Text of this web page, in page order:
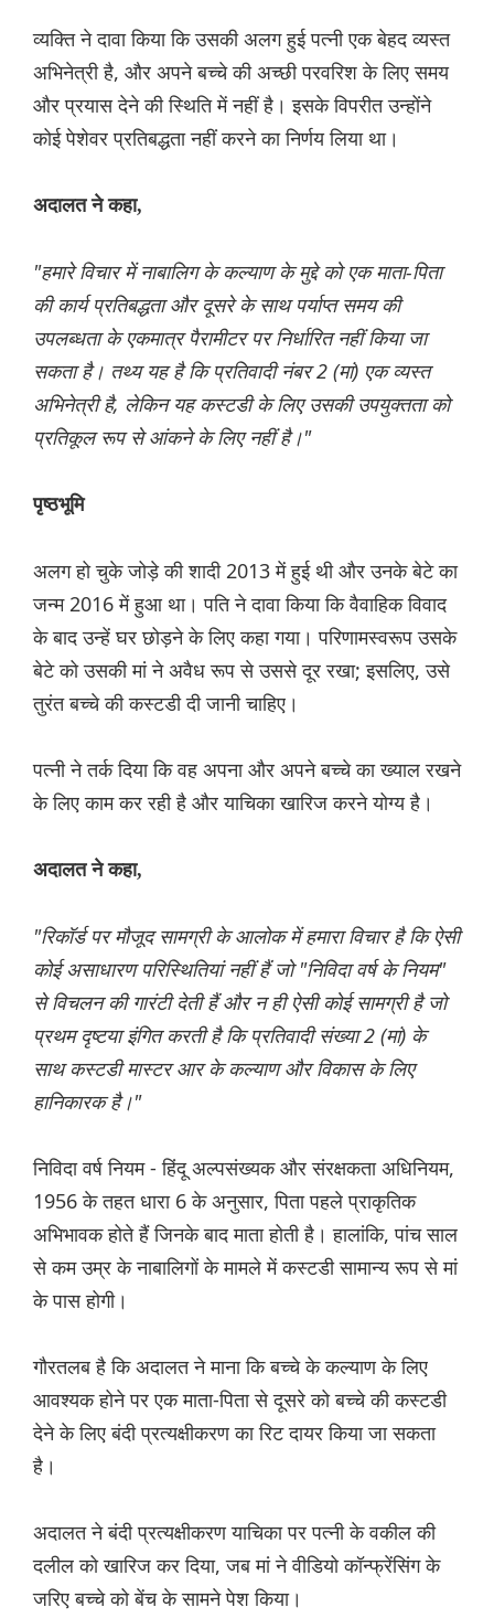
व्यक्ति ने दावा किया कि उसकी अलग हुई पत्नी एक बेहद व्यस्त
अभिनेत्री है, और अपने बच्चे की अच्छी परवरिश के लिए समय
और प्रयास देने की स्थिति में नहीं है। इसके विपरीत उन्होंने
कोई पेशेवर प्रतिबद्धता नहीं करने का निर्णय लिया था।
अदालत ने कहा,
"हमारे विचार में नाबालिग के कल्याण के मुद्दे को एक माता-पिता
की कार्य प्रतिबद्धता और दूसरे के साथ पर्याप्त समय की
उपलब्धता के एकमात्र पैरामीटर पर निर्धारित नहीं किया जा
सकता है। तथ्य यह है कि प्रतिवादी नंबर 2 (मां) एक व्यस्त
अभिनेत्री है, लेकिन यह कस्टडी के लिए उसकी उपयुक्तता को
प्रतिकूल रूप से आंकने के लिए नहीं है।"
पृष्ठभूमि
अलग हो चुके जोड़े की शादी 2013 में हुई थी और उनके बेटे का
जन्म 2016 में हुआ था। पति ने दावा किया कि वैवाहिक विवाद
के बाद उन्हें घर छोड़ने के लिए कहा गया। परिणामस्वरूप उसके
बेटे को उसकी मां ने अवैध रूप से उससे दूर रखा; इसलिए, उसे
तुरंत बच्चे की कस्टडी दी जानी चाहिए।
पत्नी ने तर्क दिया कि वह अपना और अपने बच्चे का ख्याल रखने
के लिए काम कर रही है और याचिका खारिज करने योग्य है।
अदालत ने कहा,
"रिकॉर्ड पर मौजूद सामग्री के आलोक में हमारा विचार है कि ऐसी
कोई असाधारण परिस्थितियां नहीं हैं जो "निविदा वर्ष के नियम"
से विचलन की गारंटी देती हैं और न ही ऐसी कोई सामग्री है जो
प्रथम दृष्टया इंगित करती है कि प्रतिवादी संख्या 2 (मां) के
साथ कस्टडी मास्टर आर के कल्याण और विकास के लिए
हानिकारक है।"
निविदा वर्ष नियम - हिंदू अल्पसंख्यक और संरक्षकता अधिनियम,
1956 के तहत धारा 6 के अनुसार, पिता पहले प्राकृतिक
अभिभावक होते हैं जिनके बाद माता होती है। हालांकि, पांच साल
से कम उम्र के नाबालिगों के मामले में कस्टडी सामान्य रूप से मां
के पास होगी।
गौरतलब है कि अदालत ने माना कि बच्चे के कल्याण के लिए
आवश्यक होने पर एक माता-पिता से दूसरे को बच्चे की कस्टडी
देने के लिए बंदी प्रत्यक्षीकरण का रिट दायर किया जा सकता
है।
अदालत ने बंदी प्रत्यक्षीकरण याचिका पर पत्नी के वकील की
दलील को खारिज कर दिया, जब मां ने वीडियो कॉन्फ्रेंसिंग के
जरिए बच्चे को बेंच के सामने पेश किया।